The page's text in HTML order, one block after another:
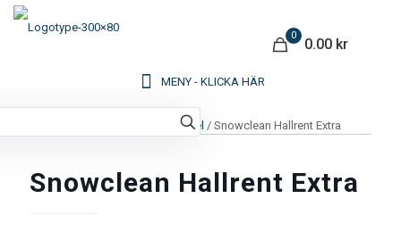
0
0.00 kr
Industri & Livsmedel / Snowclean Hallrent Extra
Snowclean Hallrent Extra